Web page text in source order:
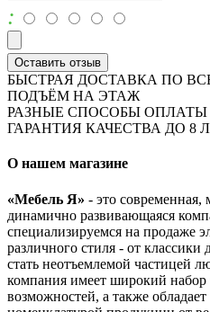
:
Оставить отзыв
БЫСТРАЯ ДОСТАВКА ПО
ПОДЪЁМ НА ЭТАЖ
РАЗНЫЕ СПОСОБЫ ОПЛАТЫ
ГАРАНТИЯ КАЧЕСТВА ДО 8
О нашем магазине
«Мебель Я» - это современная,
динамично развивающаяся
специализируемся на продаже
различного стиля - от классики
стать неотъемлемой частицей
компания имеет широкий набор
возможностей, а также